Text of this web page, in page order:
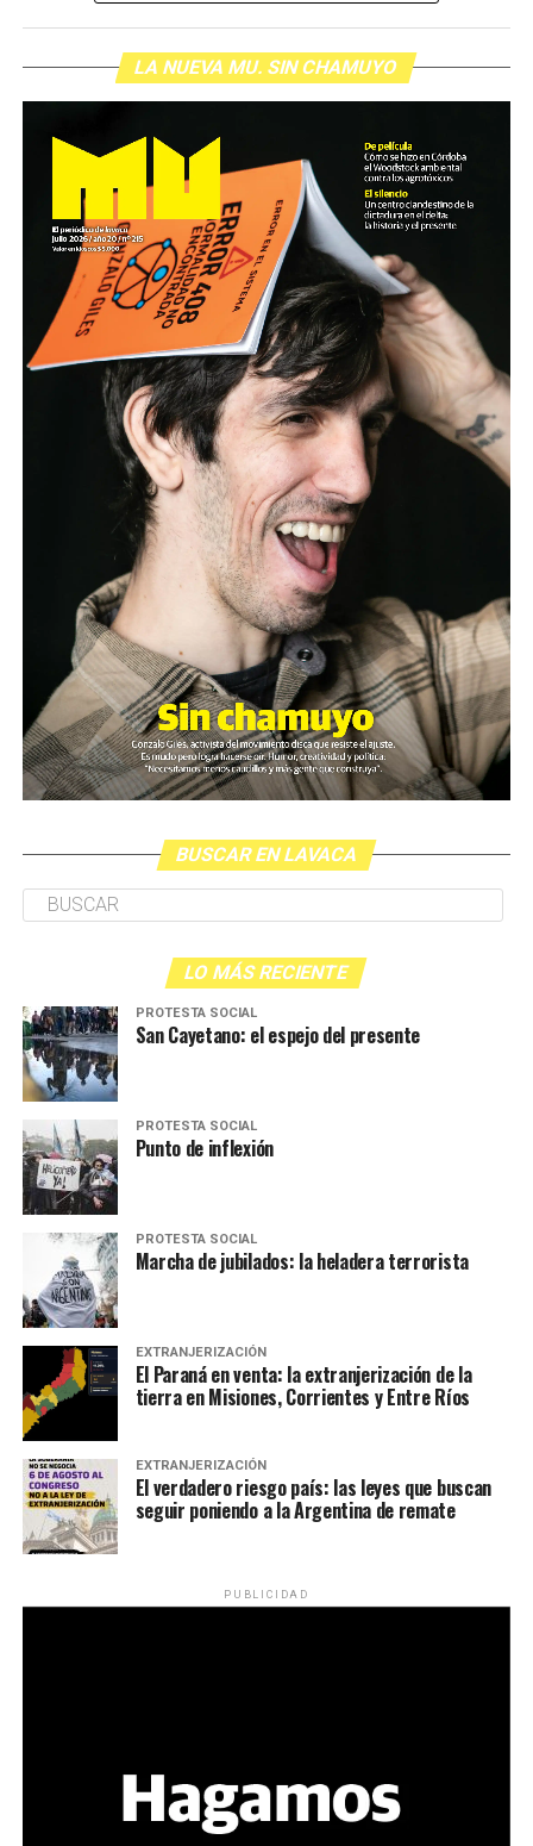
LA NUEVA MU. SIN CHAMUYO
BUSCAR EN LAVACA
LO MÁS RECIENTE
PROTESTA SOCIAL
San Cayetano: el espejo del presente
PROTESTA SOCIAL
Punto de inflexión
PROTESTA SOCIAL
Marcha de jubilados: la heladera terrorista
EXTRANJERIZACIÓN
El Paraná en venta: la extranjerización de la
tierra en Misiones, Corrientes y Entre Ríos
EXTRANJERIZACIÓN
El verdadero riesgo país: las leyes que buscan
seguir poniendo a la Argentina de remate
PUBLICIDAD